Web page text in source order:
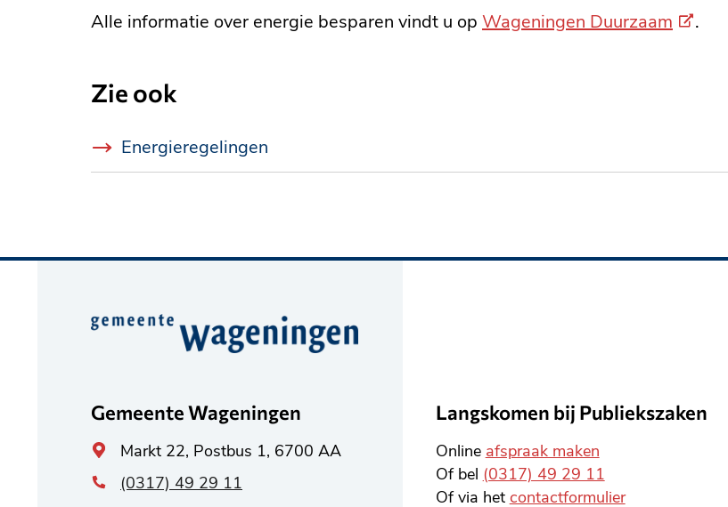
Alle informatie over energie besparen vindt u op Wageningen Duurzaam (Externe
.
Zie ook
Energieregelingen
Belangrijke
Gemeente Wageningen
Algemeen
adres
Markt 22, Postbus 1, 6700 AA
(0317) 49 29 11
Langskomen bij Publiekszaken
Online afspraak maken
Of bel (0317) 49 29 11
Of via het contactformulier